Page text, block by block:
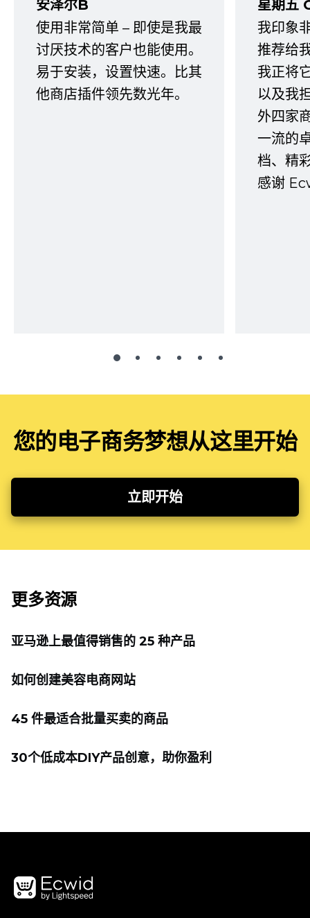
安泽尔B
使用非常简单 – 即使是我最
讨厌技术的客户也能使用。
易于安装，设置快速。比其
他商店插件领先数光年。
星期五
我印象
推荐给
我正将
以及我
外四家
一流的
档、精
感谢
您的电子商务梦想从这里开始
立即开始
更多资源
亚马逊上最值得销售的 25 种产品
如何创建美容电商网站
45 件最适合批量买卖的商品
30个低成本DIY产品创意，助你盈利